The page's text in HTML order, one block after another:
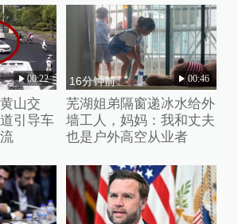
00:22
山交
引导车
16分钟前 00:46
芜湖姐弟隔窗递冰水给外
墙工人，妈妈：我和丈夫
也是户外高空从业者